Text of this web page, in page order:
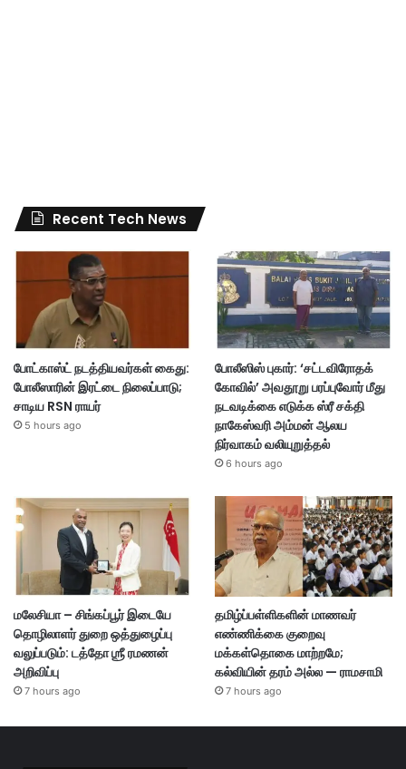
Recent Tech News
போட்காஸ்ட் நடத்தியவர்கள் கைது:
போலீஸாரின் இரட்டை நிலைப்பாடு;
சாடிய RSN ராயர்
5 hours ago
போலீஸிஸ் புகார்: ‘சட்டவிரோதக்
கோவில்’ அவதூறு பரப்புவோர் மீது
நடவடிக்கை எடுக்க ஸ்ரீ சக்தி
நாகேஸ்வரி அம்மன் ஆலய
நிர்வாகம் வலியுறுத்தல்
6 hours ago
மலேசியா – சிங்கப்பூர் இடையே
தொழிலாளர் துறை ஒத்துழைப்பு
வலுப்படும்: டத்தோ ஶ்ரீ ரமணன்
அறிவிப்பு
7 hours ago
தமிழ்ப்பள்ளிகளின் மாணவர்
எண்ணிக்கை குறைவு
மக்கள்தொகை மாற்றமே;
கல்வியின் தரம் அல்ல — ராமசாமி
7 hours ago